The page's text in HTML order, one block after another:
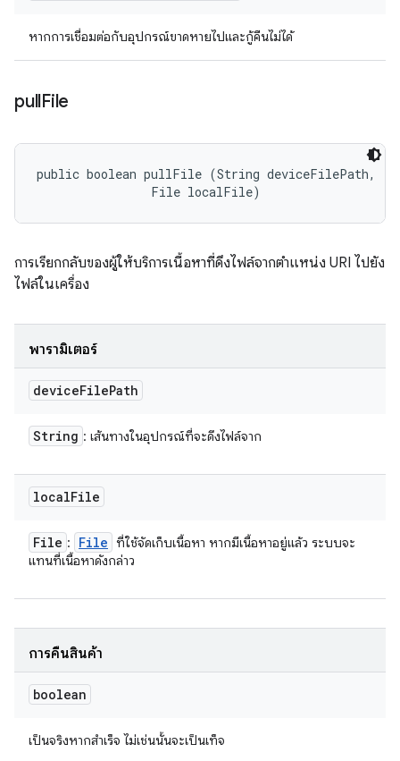
หากการเชื่อมต่อกับอุปกรณ์ขาดหายไปและกู้คืนไม่ได้
pullFile
public boolean pullFile (String deviceFilePath,
                File localFile)
การเรียกกลับของผู้ให้บริการเนื้อหาที่ดึงไฟล์จากตำแหน่ง URI ไปยัง
ไฟล์ในเครื่อง
พารามิเตอร์
deviceFilePath
String : เส้นทางในอุปกรณ์ที่จะดึงไฟล์จาก
localFile
File : File ที่ใช้จัดเก็บเนื้อหา หากมีเนื้อหาอยู่แล้ว ระบบจะ
แทนที่เนื้อหาดังกล่าว
การคืนสินค้า
boolean
เป็นจริงหากสำเร็จ ไม่เช่นนั้นจะเป็นเท็จ